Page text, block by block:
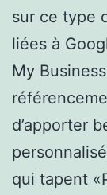
sur ce type
liées à
My
d’apporter
qui tapent